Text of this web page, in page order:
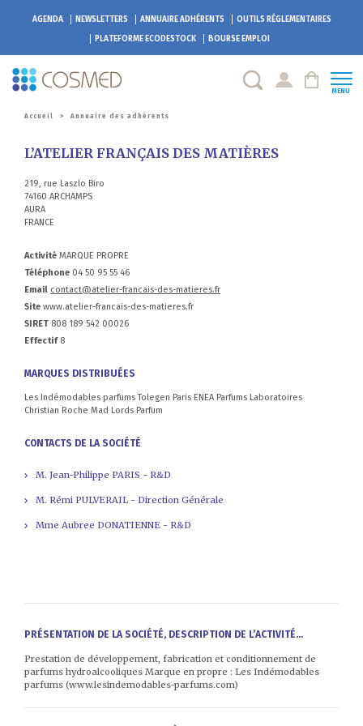
AGENDA NEWSLETTERS ANNUAIRE ADHÉRENTS
OUTILS RÉGLEMENTAIRES
PLATEFORMEECODESTOCK BOURSE EMPLOI
MENU
Accueil > Annuaire des adhérents
L’ATELIER FRANÇAIS DES MATIÈRES
219, rue Laszlo Biro
74160 ARCHAMPS
AURA
FRANCE
Activité MARQUE PROPRE
Téléphone 04 50 95 55 46
Email contact@atelier-francais-des-matieres.fr
Site www.atelier-francais-des-matieres.fr
SIRET 808 189 542 00026
Effectif8
MARQUES DISTRIBUÉES
Les Indémodables parfums Tolegen Paris ENEA Parfums Laboratoires
Christian Roche Mad Lords Parfum
CONTACTS DE LA SOCIÉTÉ
M. Jean-Philippe PARIS - R&D
M. Rémi PULVERAIL - Direction Générale
Mme Aubree DONATIENNE - R&D
PRÉSENTATION DE LA SOCIÉTÉ, DESCRIPTION DE L’ACTIVITÉ...
Prestation de développement, fabrication et conditionnement de
parfums hydroalcooliques Marque en propre : Les Indémodables
parfums (www.lesindemodables-parfums.com)